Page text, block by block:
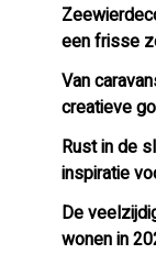
een frisse
Van
creatieve
Rust in de
inspiratie
De
wonen in